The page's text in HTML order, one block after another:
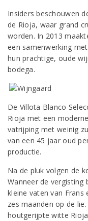
Insiders beschouwen
de Rioja, waar grand
worden. In 2013
een samenwerking
hun prachtige, oude
bodega.
De Villota Blanco
Rioja met een
vatrijping met weinig
van een 45 jaar oud
productie.
Na de pluk volgen de
Wanneer de vergisting
kleine vaten van Frans
zes maanden op de
houtgerijpte witte